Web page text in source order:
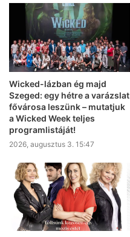
Wicked-lázban ég majd
Szeged: egy hétre a varázslat
fővárosa leszünk – mutatjuk
a Wicked Week teljes
programlistáját!
2026, augusztus 3. 15:47